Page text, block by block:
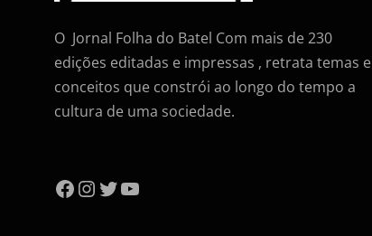
O Jornal Folha do Batel Com mais de 230
edições editadas e impressas , retrata temas e
conceitos que constrói ao longo do tempo a
cultura de uma sociedade.
Facebook
Instagram
Twitter
YouTube